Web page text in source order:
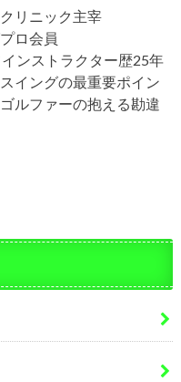
リニック主宰
ロ会員
ンストラクター歴25年
イングの最重要ポイン
ルファーの抱える勘違